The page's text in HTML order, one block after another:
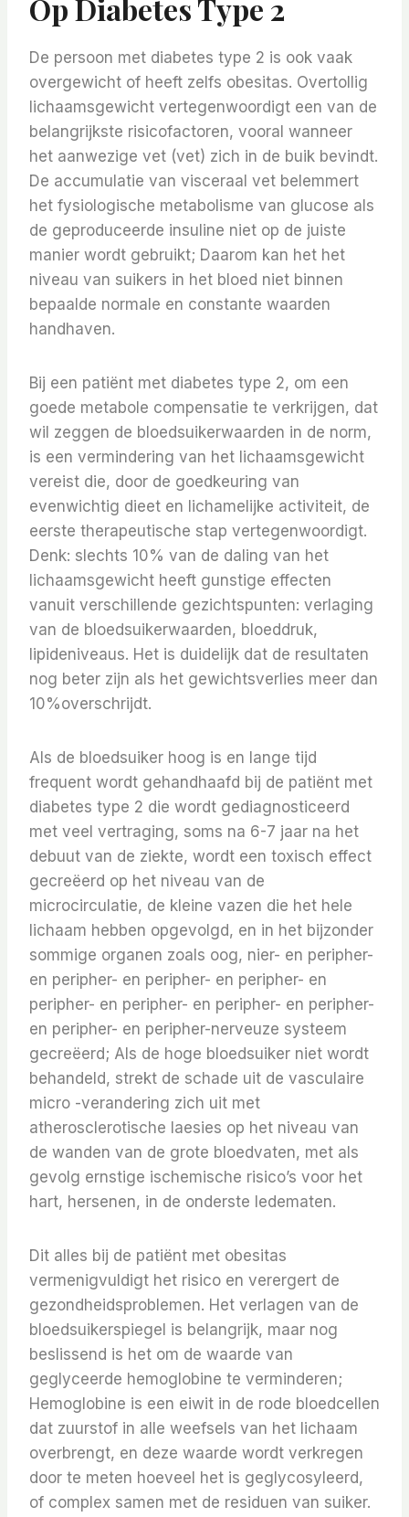
Op Diabetes Type 2
De persoon met diabetes type 2 is ook vaak
overgewicht of heeft zelfs obesitas. Overtollig
lichaamsgewicht vertegenwoordigt een van de
belangrijkste risicofactoren, vooral wanneer
het aanwezige vet (vet) zich in de buik bevindt.
De accumulatie van visceraal vet belemmert
het fysiologische metabolisme van glucose als
de geproduceerde insuline niet op de juiste
manier wordt gebruikt; Daarom kan het het
niveau van suikers in het bloed niet binnen
bepaalde normale en constante waarden
handhaven.
Bij een patiënt met diabetes type 2, om een ​​
goede metabole compensatie te verkrijgen, dat
wil zeggen de bloedsuikerwaarden in de norm,
is een vermindering van het lichaamsgewicht
vereist die, door de goedkeuring van
evenwichtig dieet en lichamelijke activiteit, de
eerste therapeutische stap vertegenwoordigt.
Denk: slechts 10% van de daling van het
lichaamsgewicht heeft gunstige effecten
vanuit verschillende gezichtspunten: verlaging
van de bloedsuikerwaarden, bloeddruk,
lipideniveaus. Het is duidelijk dat de resultaten
nog beter zijn als het gewichtsverlies meer dan
10%overschrijdt.
Als de bloedsuiker hoog is en lange tijd
frequent wordt gehandhaafd bij de patiënt met
diabetes type 2 die wordt gediagnosticeerd
met veel vertraging, soms na 6-7 jaar na het
debuut van de ziekte, wordt een toxisch effect
gecreëerd op het niveau van de
microcirculatie, de kleine vazen ​​die het hele
lichaam hebben opgevolgd, en in het bijzonder
sommige organen zoals oog, nier- en peripher-
en peripher- en peripher- en peripher- en
peripher- en peripher- en peripher- en peripher-
en peripher- en peripher-nerveuze systeem
gecreëerd; Als de hoge bloedsuiker niet wordt
behandeld, strekt de schade uit de vasculaire
micro -verandering zich uit met
atherosclerotische laesies op het niveau van
de wanden van de grote bloedvaten, met als
gevolg ernstige ischemische risico’s voor het
hart, hersenen, in de onderste ledematen.
Dit alles bij de patiënt met obesitas
vermenigvuldigt het risico en verergert de
gezondheidsproblemen. Het verlagen van de
bloedsuikerspiegel is belangrijk, maar nog
beslissend is het om de waarde van
geglyceerde hemoglobine te verminderen;
Hemoglobine is een eiwit in de rode bloedcellen
dat zuurstof in alle weefsels van het lichaam
overbrengt, en deze waarde wordt verkregen
door te meten hoeveel het is geglycosyleerd,
of complex samen met de residuen van suiker.